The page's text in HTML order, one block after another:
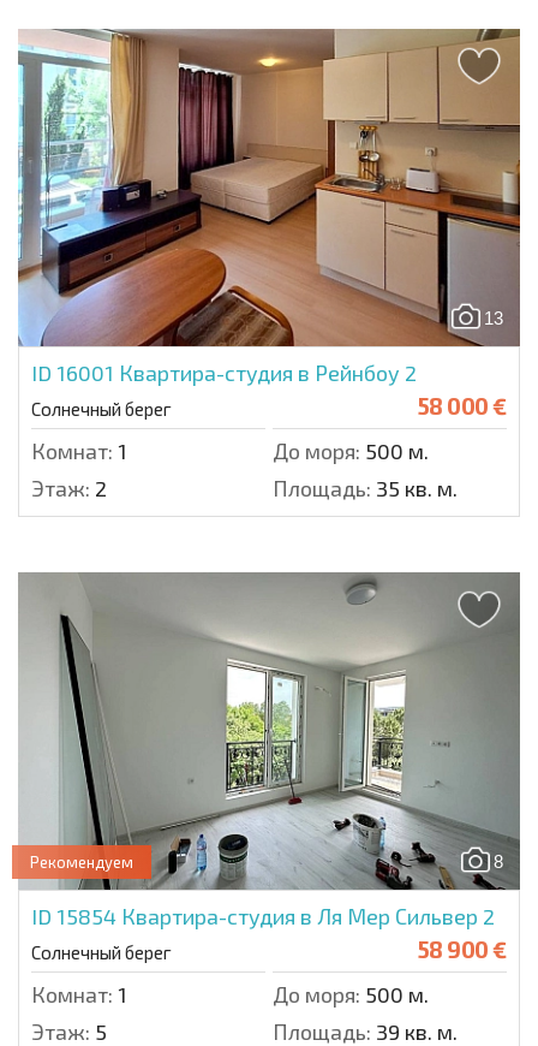
13
ID 16001 Квартира-студия в Рейнбоу 2
Солнечный берег 58 000 €
Комнат: 1 До моря: 500 м.
Этаж: 2 Площадь: 35 кв. м.
8
Рекомендуем
ID 15854 Квартира-студия в Ля Мер Сильвер 2
Солнечный берег 58 900 €
Комнат: 1 До моря: 500 м.
Этаж: 5 Площадь: 39 кв. м.